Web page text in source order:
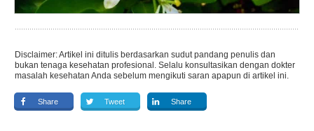
Disclaimer: Artikel ini ditulis berdasarkan sudut pandang penulis dan
bukan tenaga kesehatan profesional. Selalu konsultasikan dengan dokter
masalah kesehatan Anda sebelum mengikuti saran apapun di artikel ini.
Share Tweet Share